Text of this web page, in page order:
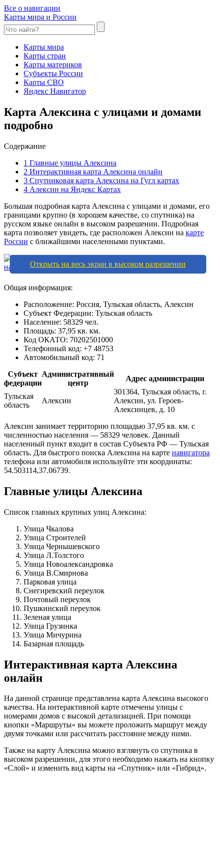
Все о навигации
Карты мира и России
Карты мира
Карты стран
Карты материков
Субъекты России
Карты СВО
Яндекс Навигатор
Карта Алексина с улицами и домами
подробно
Содержание
1 Главные улицы Алексина
2 Интерактивная карта Алексина онлайн
3 Спутниковая карта Алексина на Гугл картах
4 Алексин на Яндекс Картах
Большая подробная карта Алексина с улицами и домами, его
границами крупно (в хорошем качестве, со спутника) на
русском языке онлайн в высоком разрешении. Подробная
карта позволяет увидеть, где расположен Алексин на карте
России с ближайшими населенными пунктами.
Открыть на весь экран в высоком разрешении
Общая информация:
Расположение: Россия, Тульская область, Алексин
Субъект Федерации: Тульская область
Население: 58329 чел.
Площадь: 37,95 кв. км.
Код ОКАТО: 70202501000
Телефонный код: +7 48753
Автомобильный код: 71
Субъект
федерации
Административный
центр
Адрес администрации
Тульская
область
Алексин
301364, Тульская область, г.
Алексин, ул. Героев-
Алексинцев, д. 10
Алексин занимает территорию площадью 37,95 кв. км. с
численностью населения — 58329 человек. Данный
населенный пункт входит в состав Субъекта РФ — Тульская
область. Для быстрого поиска Алексина на карте навигатора
телефона или автомобиля используйте эти координаты:
54.503114,37.06739.
Главные улицы Алексина
Список главных крупных улиц Алексина:
Улица Чкалова
Улица Строителей
Улица Чернышевского
Улица Л.Толстого
Улица Новоалександровка
Улица В.Смирнова
Парковая улица
Снегиревский переулок
Почтовый переулок
Пушкинский переулок
Зеленая улица
Улица Грузинка
Улица Мичурина
Базарная площадь
Интерактивная карта Алексина
онлайн
На данной странице представлена карта Алексина высокого
качества. На интерактивной карте отмечены улицы с
номерами домов с высокой детализацией. При помощи
кнопки «Маршруты» вы можете проложить маршрут между
двумя точками или рассчитать расстояние между ними.
Также на карту Алексина можно взглянуть со спутника в
высоком разрешении, для этого необходимо нажать на кнопку
«Слой» и изменить вид карты на «Спутник» или «Гибрид».